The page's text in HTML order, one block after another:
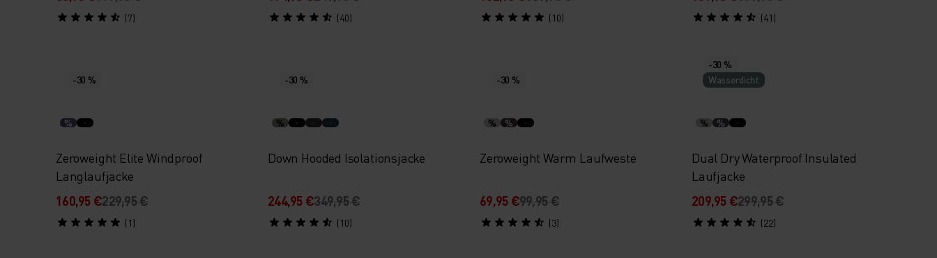
(7) (40) (10) (41)
-30 %
%
Zeroweight Elite Windproof
Langlaufjacke
160,95 €229,95 €
(1)
-30 %
%
Down Hooded Isolationsjacke
244,95 €349,95 €
(10)
-30 %
% %
Zeroweight Warm Laufweste
69,95 €99,95 €
(3)
-30 %
Wasserdicht
% %
Dual Dry Waterproof Insulated
Laufjacke
209,95 €299,95 €
(22)